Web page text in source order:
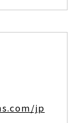
jp